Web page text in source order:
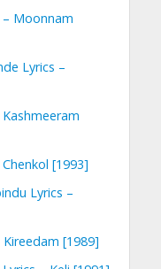
– Moonnam
Lyrics –
[1993]
Lyrics –
[1989]